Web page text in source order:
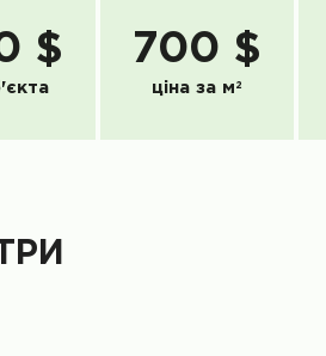
$ 700 $
ціна за м 2